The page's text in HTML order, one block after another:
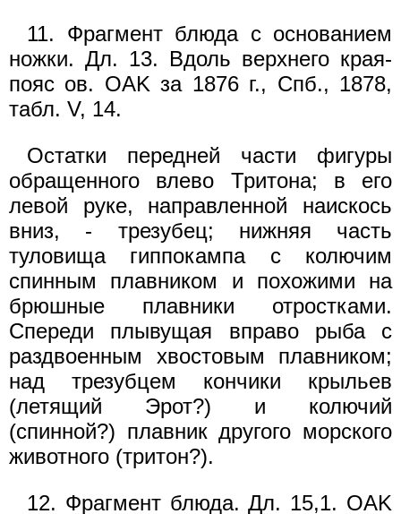
11. Фрагмент блюда с основанием
ножки. Дл. 13. Вдоль верхнего края-
пояс ов. OAK за 1876 г., Спб., 1878,
табл. V, 14.
Остатки передней части фигуры
обращенного влево Тритона; в его
левой руке, направленной наискось
вниз, - трезубец; нижняя часть
туловища гиппокампа с колючим
спинным плавником и похожими на
брюшные плавники отростками.
Спереди плывущая вправо рыба с
раздвоенным хвостовым плавником;
над трезубцем кончики крыльев
(летящий Эрот?) и колючий
(спинной?) плавник другого морского
животного (тритон?).
12. Фрагмент блюда. Дл. 15,1. OAK